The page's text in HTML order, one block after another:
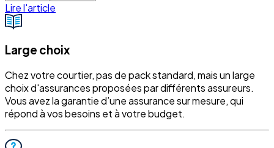
Lire l'article
Large choix
Chez votre courtier, pas de pack standard, mais un large
choix d'assurances proposées par différents assureurs.
Vous avez la garantie d’une assurance sur mesure, qui
répond à vos besoins et à votre budget.